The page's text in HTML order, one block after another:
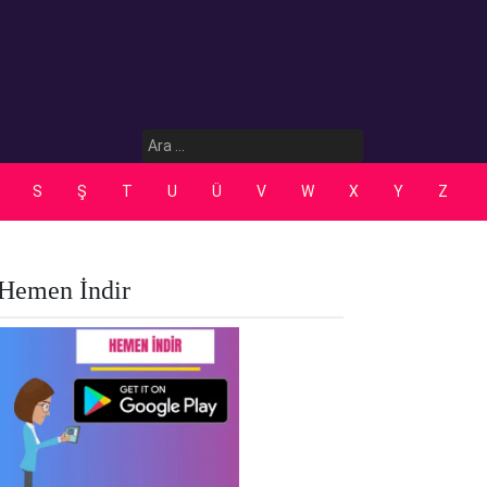
Arama:
S Ş T U Ü V W X Y Z
İndir